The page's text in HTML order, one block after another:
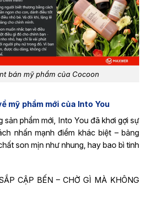
bán mỹ phẩm của Cocoon
mỹ phẩm mới của Into You
sản phẩm mới, Into You đã khơi gợi sự
nhấn mạnh điểm khác biệt – bảng
son mịn như nhung, hay bao bì tinh
CẬP BẾN – CHỜ GÌ MÀ KHÔNG